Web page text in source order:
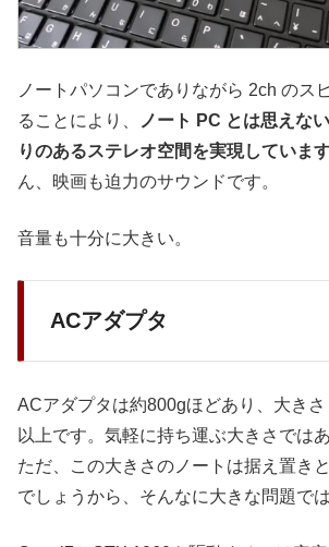
ノートパソコンでありながら 2ch のス
ることにより、
ノート PC とは思えな
りのあるステレオ空間を実現しています
ん、映画も迫力のサウンドです。
音量も十分に大きい。
ACアダプタ
ACアダプタは約800gほどあり、大き
以上です。気軽に持ち運ぶ大きさでは
ただ、この大きさのノートは据え置き
でしょうから、そんなに大きな問題で